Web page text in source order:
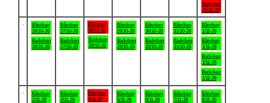
Badviken
25/10-26
Båtviken
26/10-26
Badviken
26/10-26
Båtviken
27/10-26
Badviken
27/10-26
Båtviken
28/10-26
Badviken
28/10-26
Båtviken
29/10-26
Badviken
29/10-26
Båtviken
30/10-26
Badviken
30/10-26
Båtviken
31/10-26
Badviken
31/10-26
Båtviken
1/11-26
Båtviken
1/11-26
Badviken
1/11-26
Badviken
1/11-26
Båtviken
2/11-26
Båtviken
3/11-26
Båtviken
4/11-26
Båtviken
5/11-26
Båtviken
6/11-26
Båtviken
7/11-26
Båtviken
8/11-26